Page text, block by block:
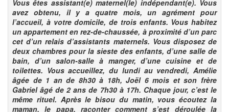
Vous êtes assistant(e) maternel(le) indépendant(e). Vous
avez obtenu, il y a quatre mois, un agrément pour
l’accueil, à votre domicile, de trois enfants. Vous habitez
un appartement en rez-de-chaussée, à proximité d’un parc
cet d’un relais d’assistants maternels. Vous disposez de
deux chambres pour la sieste des enfants, d’une salle de
bain, d’un salon-salle à manger, d’une cuisine et de
toilettes. Vous accueillez, du lundi au vendredi, Amélie
âgée de 1 an de 8h30 à 18h, Joël 6 mois et son frère
Gabriel âgé de 2 ans de 7h30 à 17h. Chaque jour, c’est le
même rituel. Après le bisou du matin, vous écoutez la
maman, le papa, raconter comment s’est déroulée la